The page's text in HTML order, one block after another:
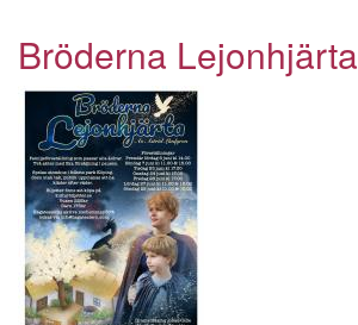
Bröderna Lejonhjärta